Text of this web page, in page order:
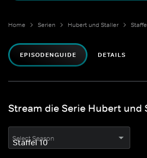
Home Serien Hubert und Staller
EPISODENGUIDE DETAILS
Stream die Serie Hubert und
Select Season